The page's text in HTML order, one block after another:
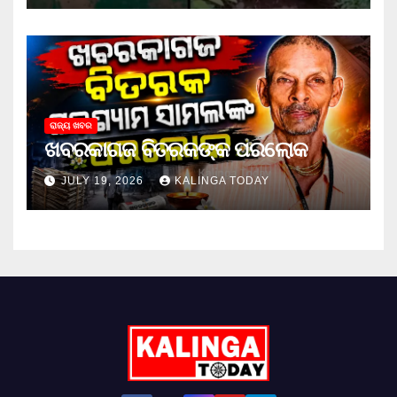
ରାଜ୍ୟ ଖବର
ଖବରକାଗଜ ବିତରକଙ୍କ ପରଲୋକ
JULY 19, 2026 KALINGA TODAY